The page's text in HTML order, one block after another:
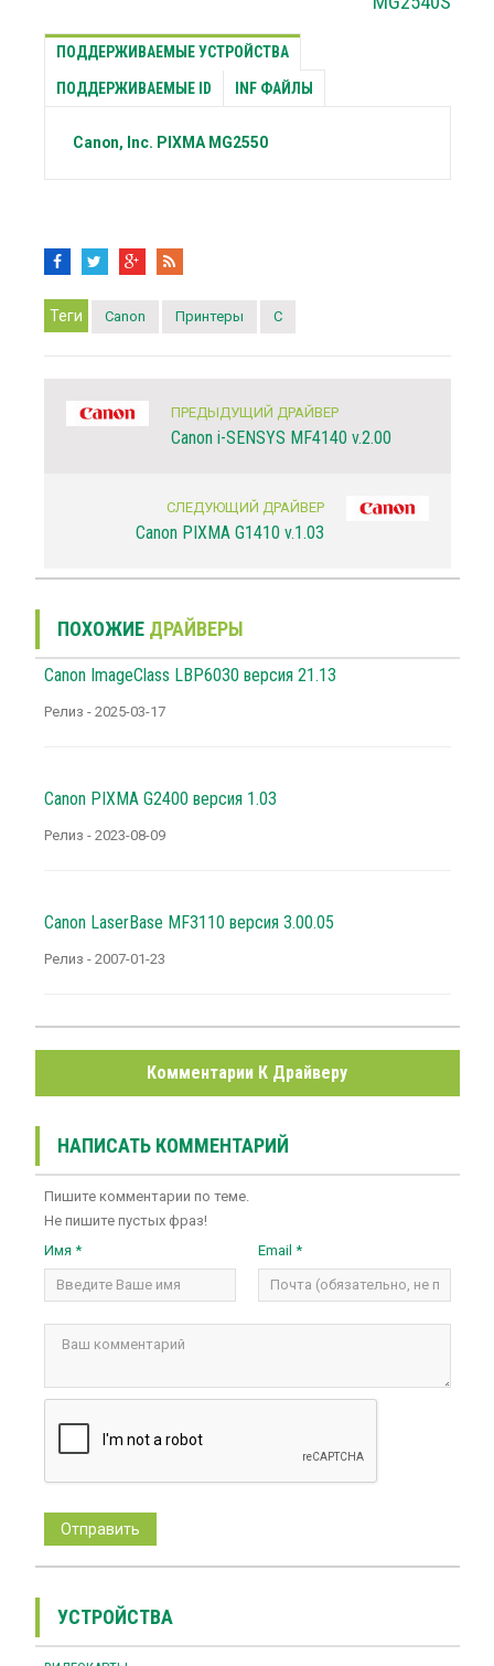
ПОДДЕРЖИВАЕМЫЕ УСТРОЙСТВА
ПОДДЕРЖИВАЕМЫЕ ID INF ФАЙЛЫ
Canon, Inc. PIXMA MG2550
Теги Canon Принтеры C
ПРЕДЫДУЩИЙ ДРАЙВЕР
Canon i-SENSYS MF4140 v.2.00
СЛЕДУЮЩИЙ ДРАЙВЕР
Canon PIXMA G1410 v.1.03
ПОХОЖИЕ ДРАЙВЕРЫ
Canon ImageClass LBP6030 версия 21.13
Релиз - 2025-03-17
Canon PIXMA G2400 версия 1.03
Релиз - 2023-08-09
Canon LaserBase MF3110 версия 3.00.05
Релиз - 2007-01-23
Комментарии К Драйверу
НАПИСАТЬ КОММЕНТАРИЙ
Пишите комментарии по теме.
Не пишите пустых фраз!
Имя *
Email *
УСТРОЙСТВА